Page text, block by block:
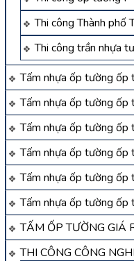
Thi công Thành phố
Thi công trần nhựa
Tấm nhựa ốp tường ốp
Tấm nhựa ốp tường ốp
Tấm nhựa ốp tường ốp
Tấm nhựa ốp tường ốp
Tấm nhựa ốp tường ốp
Tấm nhựa ốp tường ốp
TẤM ỐP TƯỜNG GIÁ
THI CÔNG CÔNG